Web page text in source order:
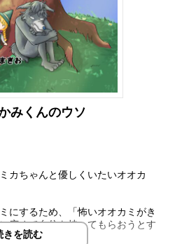
みくんのウソ
カちゃんと優しくいたいオオカ
にするため、「怖いオオカミがき
広めて自信を持ってもらおうとす
きを読む